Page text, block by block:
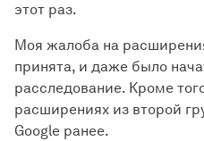
этот раз.
Моя жалоба на
принята, и даже было
расследование. Кроме
расширениях из второй
Google ранее.